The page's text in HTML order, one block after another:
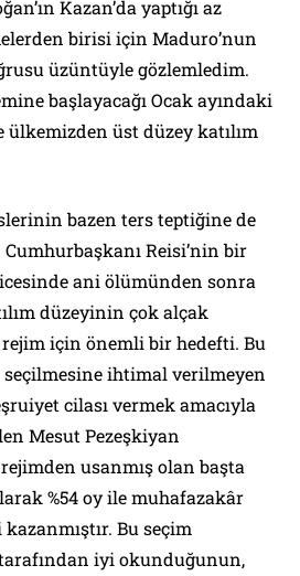
Kazan’da yaptığı az
birisi için Maduro’nun
üzüntüyle gözlemledim.
başlayacağı Ocak ayındaki
üst düzey katılım
bazen ters teptiğine de
Reisi’nin bir
ani ölümünden sonra
düzeyinin çok alçak
rejim için önemli bir hedefti. Bu
ihtimal verilmeyen
cilası vermek amacıyla
Mesut Pezeşkiyan
usanmış olan başta
%54 oy ile muhafazakâr
Bu seçim
iyi okunduğunun,